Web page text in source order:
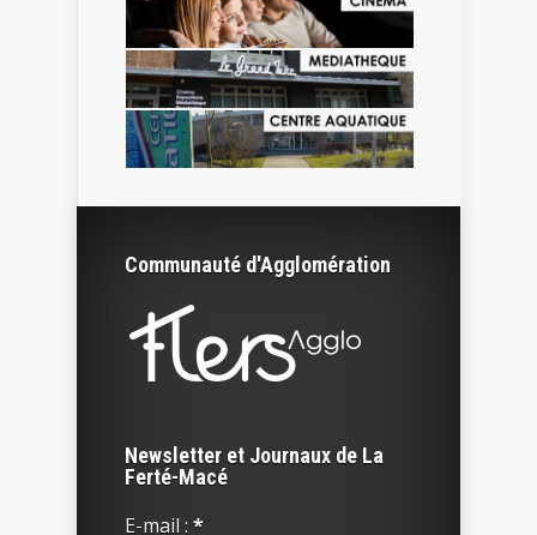
Communauté d'Agglomération
Newsletter et Journaux de La
Ferté-Macé
E-mail : *